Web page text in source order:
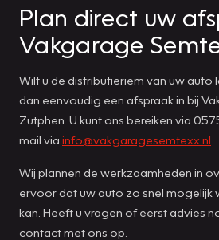
Plan direct uw
Vakgarage
Wilt u de distributieriem van uw auto
dan eenvoudig een afspraak in bij
Zutphen. U kunt ons bereiken via
mail via info@vakgaragesemtexx.nl
Wij plannen de werkzaamheden in
ervoor dat uw auto zo snel mogelijk
kan. Heeft u vragen of eerst advies
contact met ons op.